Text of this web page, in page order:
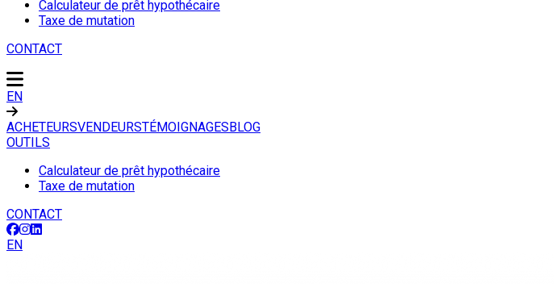
Calculateur de prêt hypothécaire
Taxe de mutation
CONTACT
EN
ACHETEURSVENDEURSTÉMOIGNAGESBLOG
OUTILS
Calculateur de prêt hypothécaire
Taxe de mutation
CONTACT
EN